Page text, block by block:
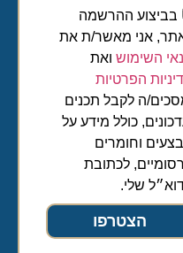
בביצוע ההרשמה
אני מאשר/ת את
השימושואת
הפרטיות
ה לקבל תכנים
כולל מידע על
וחומרים
לכתובת
שלי.
הצטרפו